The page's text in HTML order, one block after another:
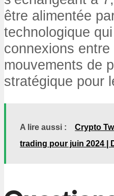
être alimentée
technologique
connexions entre
mouvements de
stratégique pour
A lire aussi :
Crypto
trading pour juin 2024 |